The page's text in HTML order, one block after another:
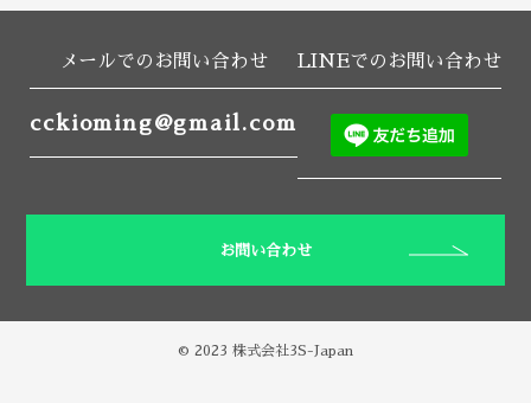
メールでのお問い合わせ
cckioming@gmail.com
LINEでのお問い合わせ
お問い合わせ
© 2023 株式会社3S-Japan